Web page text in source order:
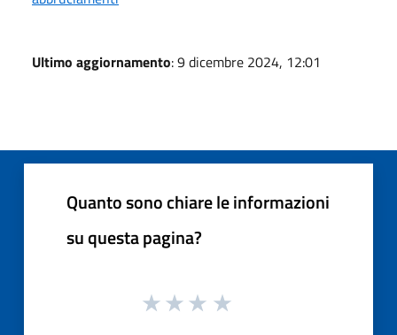
Ultimo aggiornamento: 9 dicembre 2024, 12:01
Quanto sono chiare le informazioni
su questa pagina?